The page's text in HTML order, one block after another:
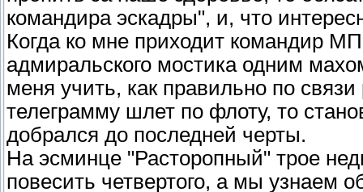
командира эскадры", и, что
Когда ко мне приходит командир
адмиральского мостика одним
меня учить, как правильно по
телеграмму шлет по флоту, то
добрался до последней черты.
На эсминце "Расторопный" трое
повесить четвертого, а мы узнаем